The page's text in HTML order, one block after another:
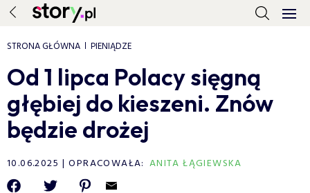
STRONA GŁÓWNA PIENIĄDZE
Od 1 lipca Polacy sięgną
głębiej do kieszeni. Znów
będzie drożej
10.06.2025 OPRACOWAŁA: ANITA ŁĄGIEWSKA